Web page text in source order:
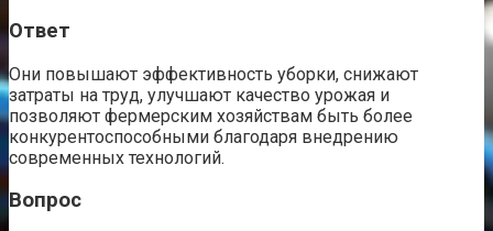
Ответ
Они повышают эффективность уборки, снижают
затраты на труд, улучшают качество урожая и
позволяют фермерским хозяйствам быть более
конкурентоспособными благодаря внедрению
современных технологий.
Вопрос